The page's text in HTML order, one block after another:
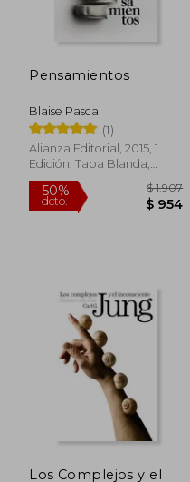
45%
Pensamientos
Blaise Pascal
(1)
Alianza Editorial, 2015, 1
Edición, Tapa Blanda,
Nuevo
Los Complejos y el